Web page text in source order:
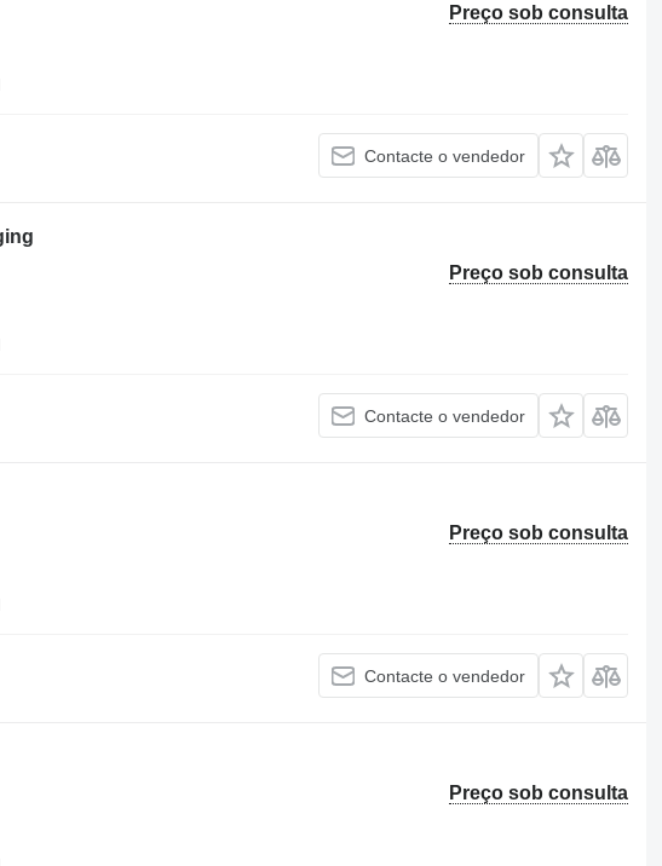
Preço sob consulta
Contacte o vendedor
Preço sob consulta
Contacte o vendedor
Preço sob consulta
Contacte o vendedor
Preço sob consulta